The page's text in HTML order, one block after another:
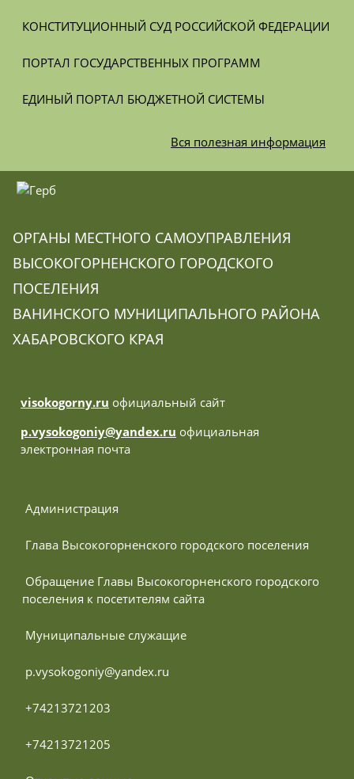
КОНСТИТУЦИОННЫЙ СУД РОССИЙСКОЙ ФЕДЕРАЦИИ
ПОРТАЛ ГОСУДАРСТВЕННЫХ ПРОГРАММ
ЕДИНЫЙ ПОРТАЛ БЮДЖЕТНОЙ СИСТЕМЫ
Вся полезная информация
ОРГАНЫ МЕСТНОГО САМОУПРАВЛЕНИЯ
ВЫСОКОГОРНЕНСКОГО ГОРОДСКОГО
ПОСЕЛЕНИЯ
ВАНИНСКОГО МУНИЦИПАЛЬНОГО РАЙОНА
ХАБАРОВСКОГО КРАЯ
visokogorny.ru официальный сайт
p.vysokogoniy@yandex.ru официальная
электронная почта
Администрация
Глава Высокогорненского городского поселения
поселения к посетителям сайта
Муниципальные служащие
p.vysokogoniy@yandex.ru
+74213721203
+74213721205